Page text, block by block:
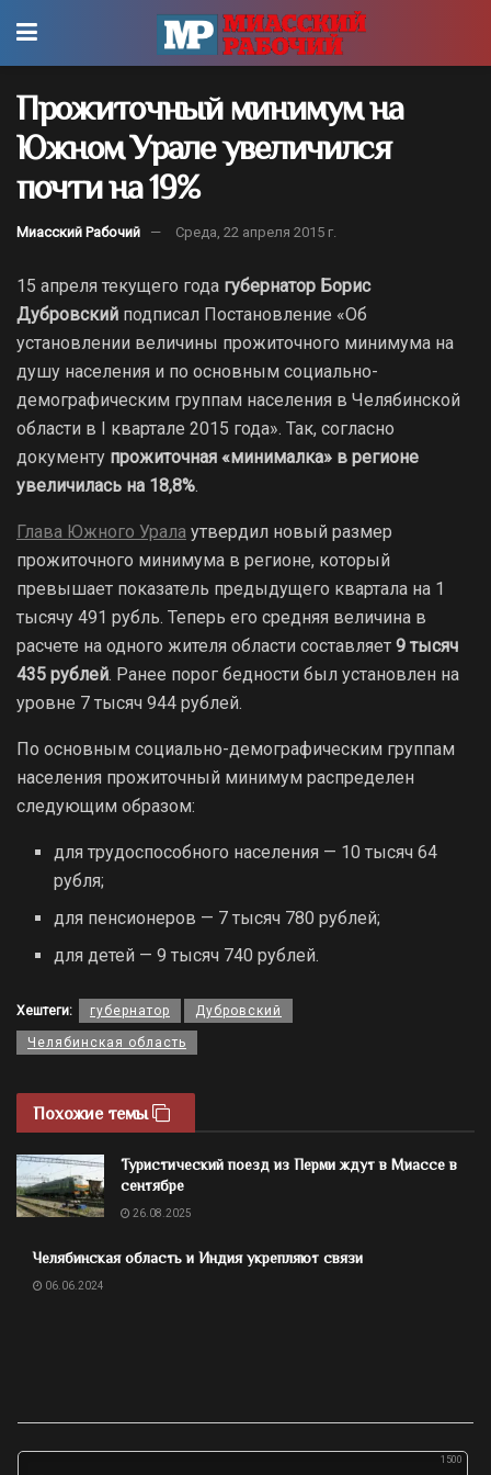
Прожиточный минимум на
Южном Урале увеличился
почти на 19%
Миасский Рабочий Среда, 22 апреля 2015 г.
15 апреля текущего года губернатор Борис
Дубровский подписал Постановление «Об
установлении величины прожиточного минимума на
душу населения и по основным социально-
демографическим группам населения в Челябинской
области в I квартале 2015 года». Так, согласно
документу прожиточная «минималка» в регионе
увеличилась на 18,8%.
Глава Южного Урала утвердил новый размер
прожиточного минимума в регионе, который
превышает показатель предыдущего квартала на 1
тысячу 491 рубль. Теперь его средняя величина в
расчете на одного жителя области составляет 9 тысяч
435 рублей. Ранее порог бедности был установлен на
уровне 7 тысяч 944 рублей.
По основным социально-демографическим группам
населения прожиточный минимум распределен
следующим образом:
для трудоспособного населения — 10 тысяч 64
рубля;
для пенсионеров — 7 тысяч 780 рублей;
для детей — 9 тысяч 740 рублей.
Хештеги: губернатор Дубровский
Челябинская область
Похожие темы
Туристический поезд из Перми ждут в Миассе в
сентябре
26.08.2025
Челябинская область и Индия укрепляют связи
06.06.2024
1500